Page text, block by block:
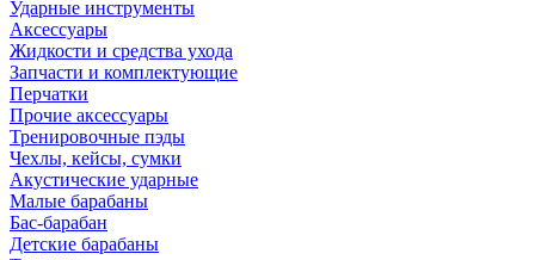
Ударные инструменты
Аксессуары
Жидкости и средства ухода
Запчасти и комплектующие
Перчатки
Прочие аксессуары
Тренировочные пэды
Чехлы, кейсы, сумки
Акустические ударные
Mалые барабаны
Бас-барабан
Детские барабаны